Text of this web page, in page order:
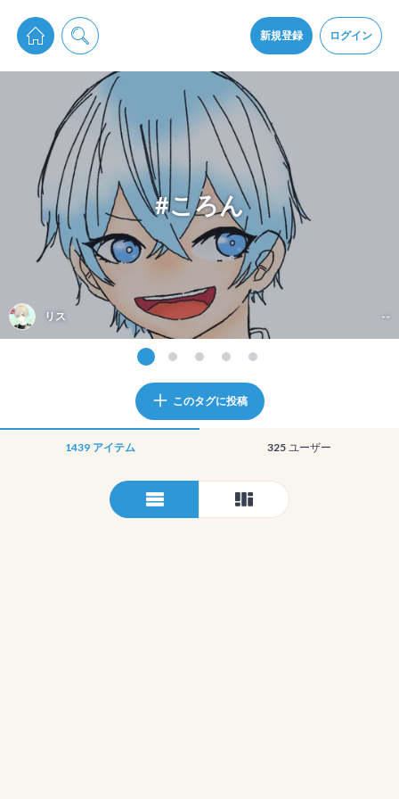
新規登録 ログイン
pixiv Sketchは2024年5月28日付で プライパシーポリシーを改定しました。
通知を受け取るにはここをクリックします
pixiv Sketchアプリでさらに快適に！
アプリをインストール
#ころん
リス --
このタグに投稿
1439 アイテム 325 ユーザー